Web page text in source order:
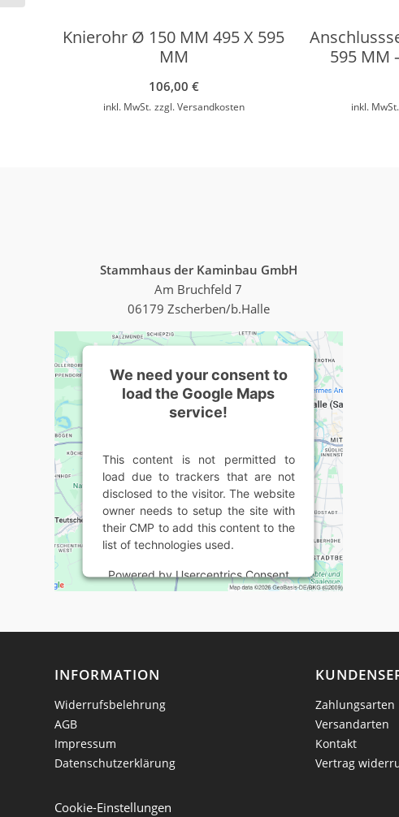
Knierohr Ø 150 MM 495 X 595
MM
106,00 €
inkl. MwSt. zzgl.Versandkosten
595 MM
inkl. MwSt.
Stammhaus der Kaminbau GmbH
Am Bruchfeld 7
06179 Zscherben/b.Halle
We need your consent to
load the Google Maps
service!
This content is not permitted to
load due to trackers that are not
disclosed to the visitor. The website
owner needs to setup the site with
their CMP to add this content to the
list of technologies used.
Powered byUsercentrics Consent
Management Platform
INFORMATION
Widerrufsbelehrung
AGB
Impressum
Datenschutzerklärung
Cookie-Einstellungen
Zahlungsarten
Versandarten
Kontakt
Vertrag